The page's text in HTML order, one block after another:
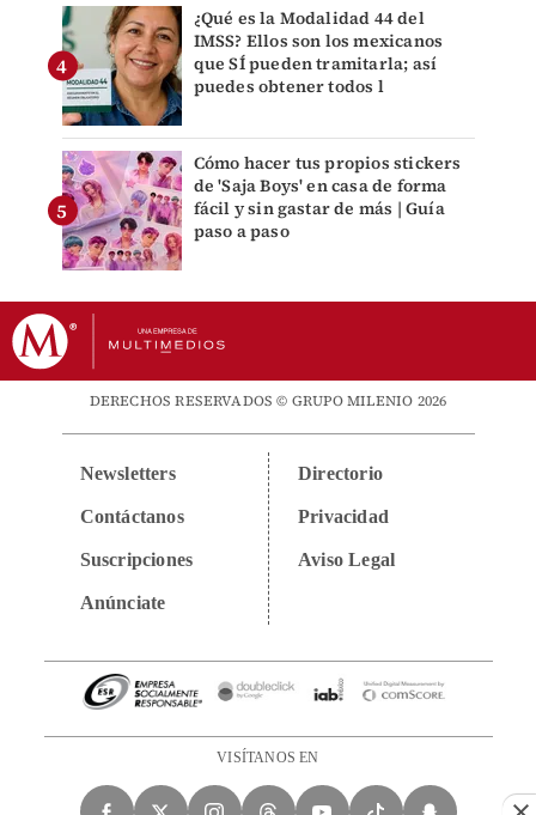
¿Qué es la Modalidad 44 del
IMSS? Ellos son los mexicanos
que SÍ pueden tramitarla; así
puedes obtener todos l
Cómo hacer tus propios stickers
de 'Saja Boys' en casa de forma
fácil y sin gastar de más | Guía
paso a paso
DERECHOS RESERVADOS © GRUPO MILENIO 2026
Newsletters
Contáctanos
Suscripciones
Anúnciate
Directorio
Privacidad
Aviso Legal
VISÍTANOS EN